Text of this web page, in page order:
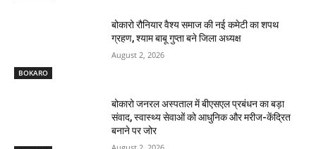
BOKARO
बोकारो रौनियार वैश्य समाज की नई कमेटी का शपथ
ग्रहण, श्याम बाबू गुप्ता बने जिला अध्यक्ष
August 2, 2026
बोकारो जनरल अस्पताल में बीएसएल प्रबंधन का बड़ा
संवाद, स्वास्थ्य सेवाओं को आधुनिक और मरीज-केंद्रित
बनाने पर जोर